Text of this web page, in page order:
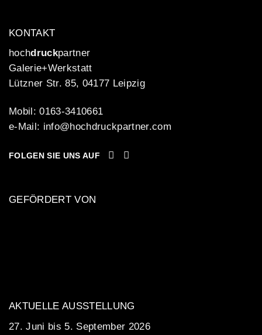
KONTAKT
hochdruckpartner
Galerie+Werkstatt
Lützner Str. 85, 04177 Leipzig
Mobil: 0163-3410661
e-Mail: info@hochdruckpartner.com
FOLGEN SIE UNS AUF
GEFÖRDERT VON
AKTUELLE AUSSTELLUNG
27. Juni bis 5. September 2026